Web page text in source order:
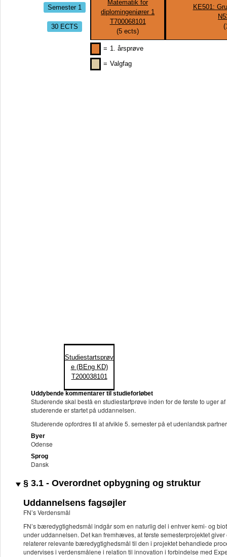
Semester 1
30 ECTS
Matematik for
diplomingeniører 1
T700068101
(5 ects)
KE501:
(
= 1. årsprøve
= Valgfag
Studiestartsprøv
e (BEng KD)
T200038101
Uddybende kommentarer til studieforløbet
Studerende skal bestå en studiestartprøve inden for de første to uger
studerende er startet på uddannelsen.
Studerende opfordres til at afvikle 5. semester på et udenlandsk
Byer
Odense
Sprog
Dansk
§ 3.1 - Overordnet opbygning og struktur
Uddannelsens fagsøjler
FN’s Verdensmål
FN’s bæredygtighedsmål indgår som en naturlig del i enhver kemi- og
under uddannelsen. Det kan fremhæves, at første semesterprojektet
relaterer relevante bæredygtighedsmål til den i projektet behandlede
undervises i verdensmålene i relation til innovation i forbindelse med